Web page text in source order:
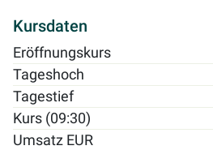
Kursdaten
Eröffnungskurs
Tageshoch
Tagestief
Kurs (09:30)
Umsatz EUR